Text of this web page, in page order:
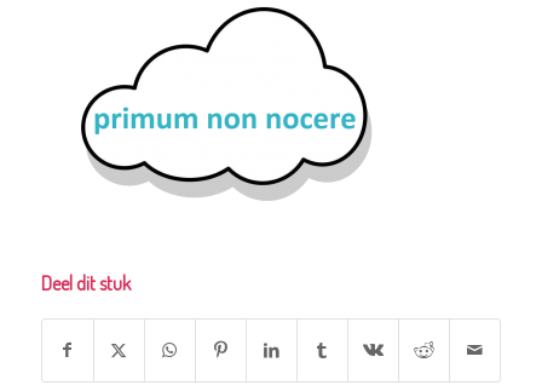
Deel dit stuk